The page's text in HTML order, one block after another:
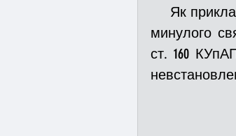
минулого
ст. 160